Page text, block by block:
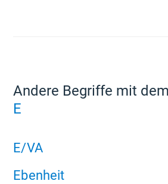
Andere Begriffe mit
E
E/VA
Ebenheit